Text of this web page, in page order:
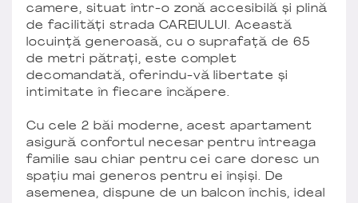
camere, situat într-o zonă accesibilă și plină
de facilități strada CAREIULUI. Această
locuință generoasă, cu o suprafață de 65
de metri pătrați, este complet
decomandată, oferindu-vă libertate și
intimitate în fiecare încăpere.
Cu cele 2 băi moderne, acest apartament
asigură confortul necesar pentru întreaga
familie sau chiar pentru cei care doresc un
spațiu mai generos pentru ei înșiși. De
asemenea, dispune de un balcon închis, ideal